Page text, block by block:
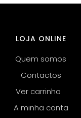
LOJA ONLINE
Quem somos
Contactos
Ver carrinho
A minha conta